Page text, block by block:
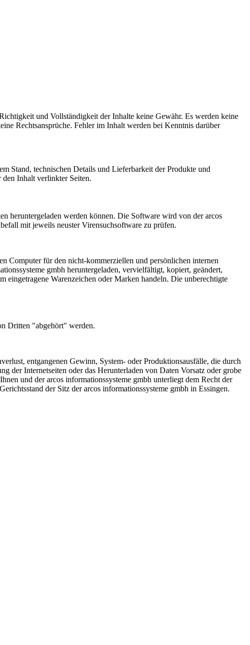
und Vollständigkeit der Inhalte keine Gewähr. Es werden keine
Rechtsansprüche. Fehler im Inhalt werden bei Kenntnis darüber
Stand, technischen Details und Lieferbarkeit der Produkte und
Inhalt verlinkter Seiten.
heruntergeladen werden können. Die Software wird von der arcos
mit jeweils neuster Virensuchsoftware zu prüfen.
Computer für den nicht-kommerziellen und persönlichen internen
gmbh heruntergeladen, vervielfältigt, kopiert, geändert,
eingetragene Warenzeichen oder Marken handeln. Die unberechtigte
Dritten "abgehört" werden.
entgangenen Gewinn, System- oder Produktionsausfälle, die durch
der Internetseiten oder das Herunterladen von Daten Vorsatz oder grobe
und der arcos informationssysteme gmbh unterliegt dem Recht der
der Sitz der arcos informationssysteme gmbh in Essingen.